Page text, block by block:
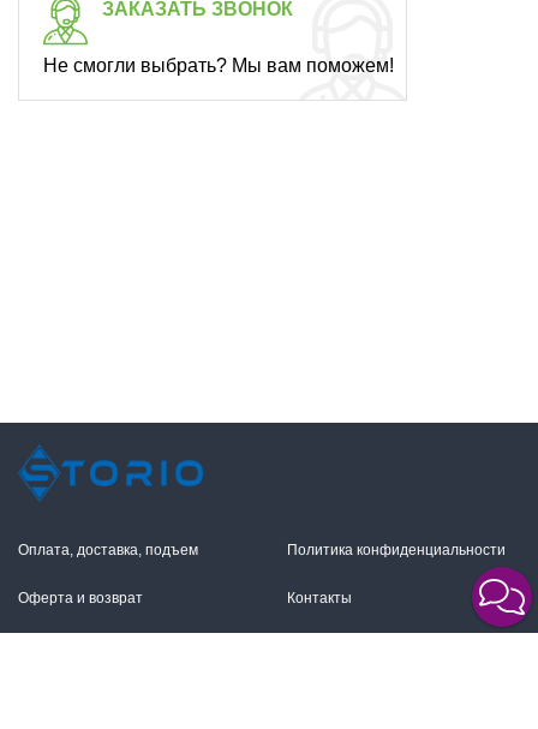
ЗАКАЗАТЬ ЗВОНОК
Не смогли выбрать? Мы вам поможем!
Оплата, доставка, подъем
Оферта и возврат
Политика конфиденциальности
Контакты